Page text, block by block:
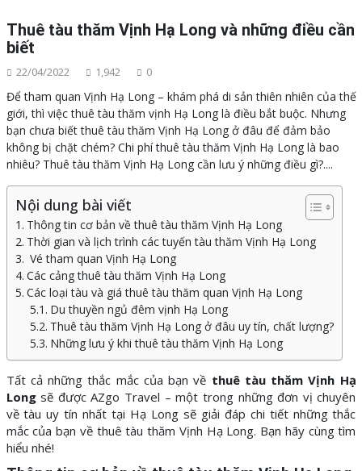
Thuê tàu thăm Vịnh Hạ Long và những điều cần
biết
22/04/2022 1,942 0
Để tham quan Vịnh Hạ Long – khám phá di sản thiên nhiên của thế
giới, thì việc thuê tàu thăm vịnh Hạ Long là điều bắt buộc. Nhưng
bạn chưa biết thuê tàu thăm Vịnh Hạ Long ở đâu để đảm bảo
không bị chặt chém? Chi phí thuê tàu thăm Vịnh Hạ Long là bao
nhiêu? Thuê tàu thăm Vịnh Hạ Long cần lưu ý những điều gì?....
Nội dung bài viết
Thông tin cơ bản về thuê tàu thăm Vịnh Hạ Long
Thời gian và lịch trình các tuyến tàu thăm Vịnh Hạ Long
Vé tham quan Vịnh Hạ Long
Các cảng thuê tàu thăm Vịnh Hạ Long
Các loại tàu và giá thuê tàu thăm quan Vịnh Hạ Long
Du thuyền ngủ đêm vịnh Hạ Long
Thuê tàu thăm Vịnh Hạ Long ở đâu uy tín, chất lượng?
Những lưu ý khi thuê tàu thăm Vịnh Hạ Long
Tất cả những thắc mắc của bạn về thuê tàu thăm Vịnh Hạ
Longsẽ được AZgo Travel – một trong những đơn vị chuyên
về tàu uy tín nhất tại Hạ Long sẽ giải đáp chi tiết những thắc
mắc của bạn về thuê tàu thăm Vịnh Hạ Long. Bạn hãy cùng tìm
hiểu nhé!